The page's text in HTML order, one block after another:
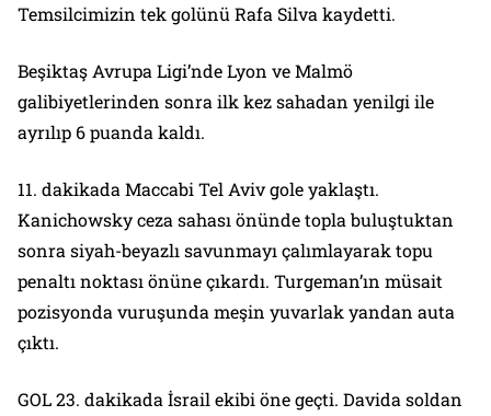
Temsilcimizin tek golünü Rafa Silva kaydetti.
Beşiktaş Avrupa Ligi’nde Lyon ve Malmö
galibiyetlerinden sonra ilk kez sahadan yenilgi ile
ayrılıp 6 puanda kaldı.
11. dakikada Maccabi Tel Aviv gole yaklaştı.
Kanichowsky ceza sahası önünde topla buluştuktan
sonra siyah-beyazlı savunmayı çalımlayarak topu
penaltı noktası önüne çıkardı. Turgeman’ın müsait
pozisyonda vuruşunda meşin yuvarlak yandan auta
çıktı.
GOL 23. dakikada İsrail ekibi öne geçti. Davida soldan